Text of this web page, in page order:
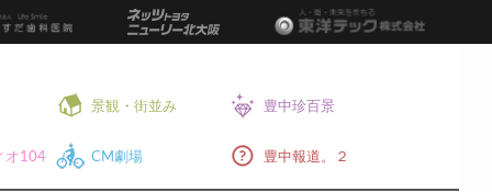
景観・街並み 豊中珍百景
オ104 CM劇場 豊中報道。２